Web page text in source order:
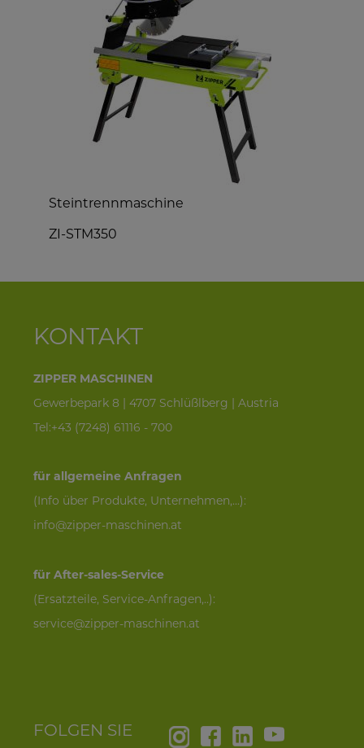
Steintrennmaschine
ZI-STM350
KONTAKT
ZIPPER MASCHINEN
Gewerbepark 8 | 4707 Schlüßlberg | Austria
Tel:+43 (7248) 61116 - 700
für allgemeine Anfragen
(Info über Produkte, Unternehmen,...):
info@zipper-maschinen.at
für After-sales-Service
(Ersatzteile, Service-Anfragen,..):
service@zipper-maschinen.at
FOLGEN SIE